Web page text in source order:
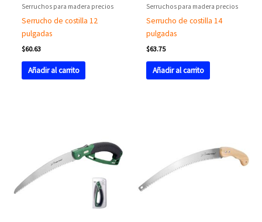
Serruchos para madera precios
Serrucho de costilla 12
pulgadas
$60.63
Añadir al carrito
Serruchos para madera precios
Serrucho de costilla 14
pulgadas
$63.75
Añadir al carrito